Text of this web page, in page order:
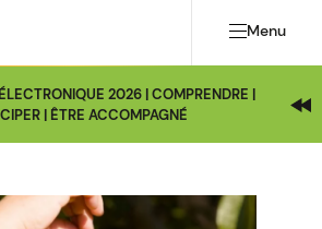
Menu
2026 | COMPRENDRE |
| ÊTRE ACCOMPAGNÉ